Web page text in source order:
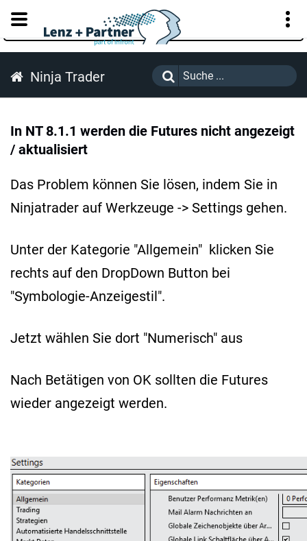
KUNDENPORTAL
Ninja Trader
In NT 8.1.1 werden die Futures nicht angezeigt
/ aktualisiert
Das Problem können Sie lösen, indem Sie in
Ninjatrader auf Werkzeuge -> Settings gehen.
Unter der Kategorie "Allgemein" klicken Sie
rechts auf den DropDown Button bei
"Symbologie-Anzeigestil".
Jetzt wählen Sie dort "Numerisch" aus
Nach Betätigen von OK sollten die Futures
wieder angezeigt werden.